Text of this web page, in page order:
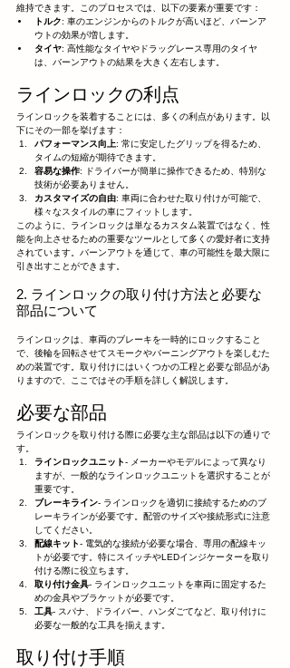
維持できます。このプロセスでは、以下の要素が重要です：
トルク: 車のエンジンからのトルクが高いほど、バーンア
ウトの効果が増します。
タイヤ: 高性能なタイヤやドラッグレース専用のタイヤ
は、バーンアウトの結果を大きく左右します。
ラインロックの利点
ラインロックを装着することには、多くの利点があります。以
下にその一部を挙げます：
パフォーマンス向上: 常に安定したグリップを得るため、
タイムの短縮が期待できます。
容易な操作: ドライバーが簡単に操作できるため、特別な
技術が必要ありません。
カスタマイズの自由: 車両に合わせた取り付けが可能で、
様々なスタイルの車にフィットします。
このように、ラインロックは単なるカスタム装置ではなく、性
能を向上させるための重要なツールとして多くの愛好者に支持
されています。バーンアウトを通じて、車の可能性を最大限に
引き出すことができます。
2. ラインロックの取り付け方法と必要な
部品について
ラインロックは、車両のブレーキを一時的にロックすること
で、後輪を回転させてスモークやバーニングアウトを楽しむた
めの装置です。取り付けにはいくつかの工程と必要な部品があ
りますので、ここではその手順を詳しく解説します。
必要な部品
ラインロックを取り付ける際に必要な主な部品は以下の通りで
す。
ラインロックユニット- メーカーやモデルによって異なり
ますが、一般的なラインロックユニットを選択することが
重要です。
ブレーキライン- ラインロックを適切に接続するためのブ
レーキラインが必要です。配管のサイズや接続形式に注意
してください。
配線キット- 電気的な接続が必要な場合、専用の配線キッ
トが必要です。特にスイッチやLEDインジケーターを取り
付ける際に役立ちます。
取り付け金具- ラインロックユニットを車両に固定するた
めの金具やブラケットが必要です。
工具- スパナ、ドライバー、ハンダごてなど、取り付けに
必要な一般的な工具を揃えます。
取り付け手順